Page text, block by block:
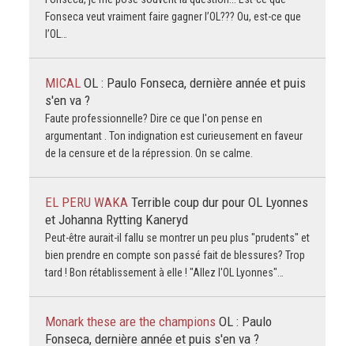
Fonseca veut vraiment faire gagner l’OL??? Ou, est-ce que
l’OL…
MICAL OL : Paulo Fonseca, dernière année et puis
s'en va ?
Faute professionnelle? Dire ce que l'on pense en
argumentant . Ton indignation est curieusement en faveur
de la censure et de la répression. On se calme.
EL PERU WAKA Terrible coup dur pour OL Lyonnes
et Johanna Rytting Kaneryd
Peut-être aurait-il fallu se montrer un peu plus "prudents" et
bien prendre en compte son passé fait de blessures? Trop
tard ! Bon rétablissement à elle ! "Allez l'OL Lyonnes"…
Monark these are the champions OL : Paulo
Fonseca, dernière année et puis s'en va ?